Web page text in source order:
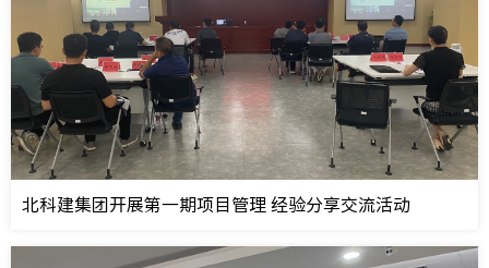
北科建集团开展第一期项目管理 经验分享交流活动